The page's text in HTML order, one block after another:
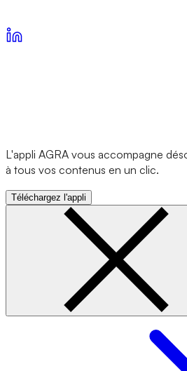
L'appli AGRA vous accompagne
à tous vos contenus en un clic.
Téléchargez l'appli